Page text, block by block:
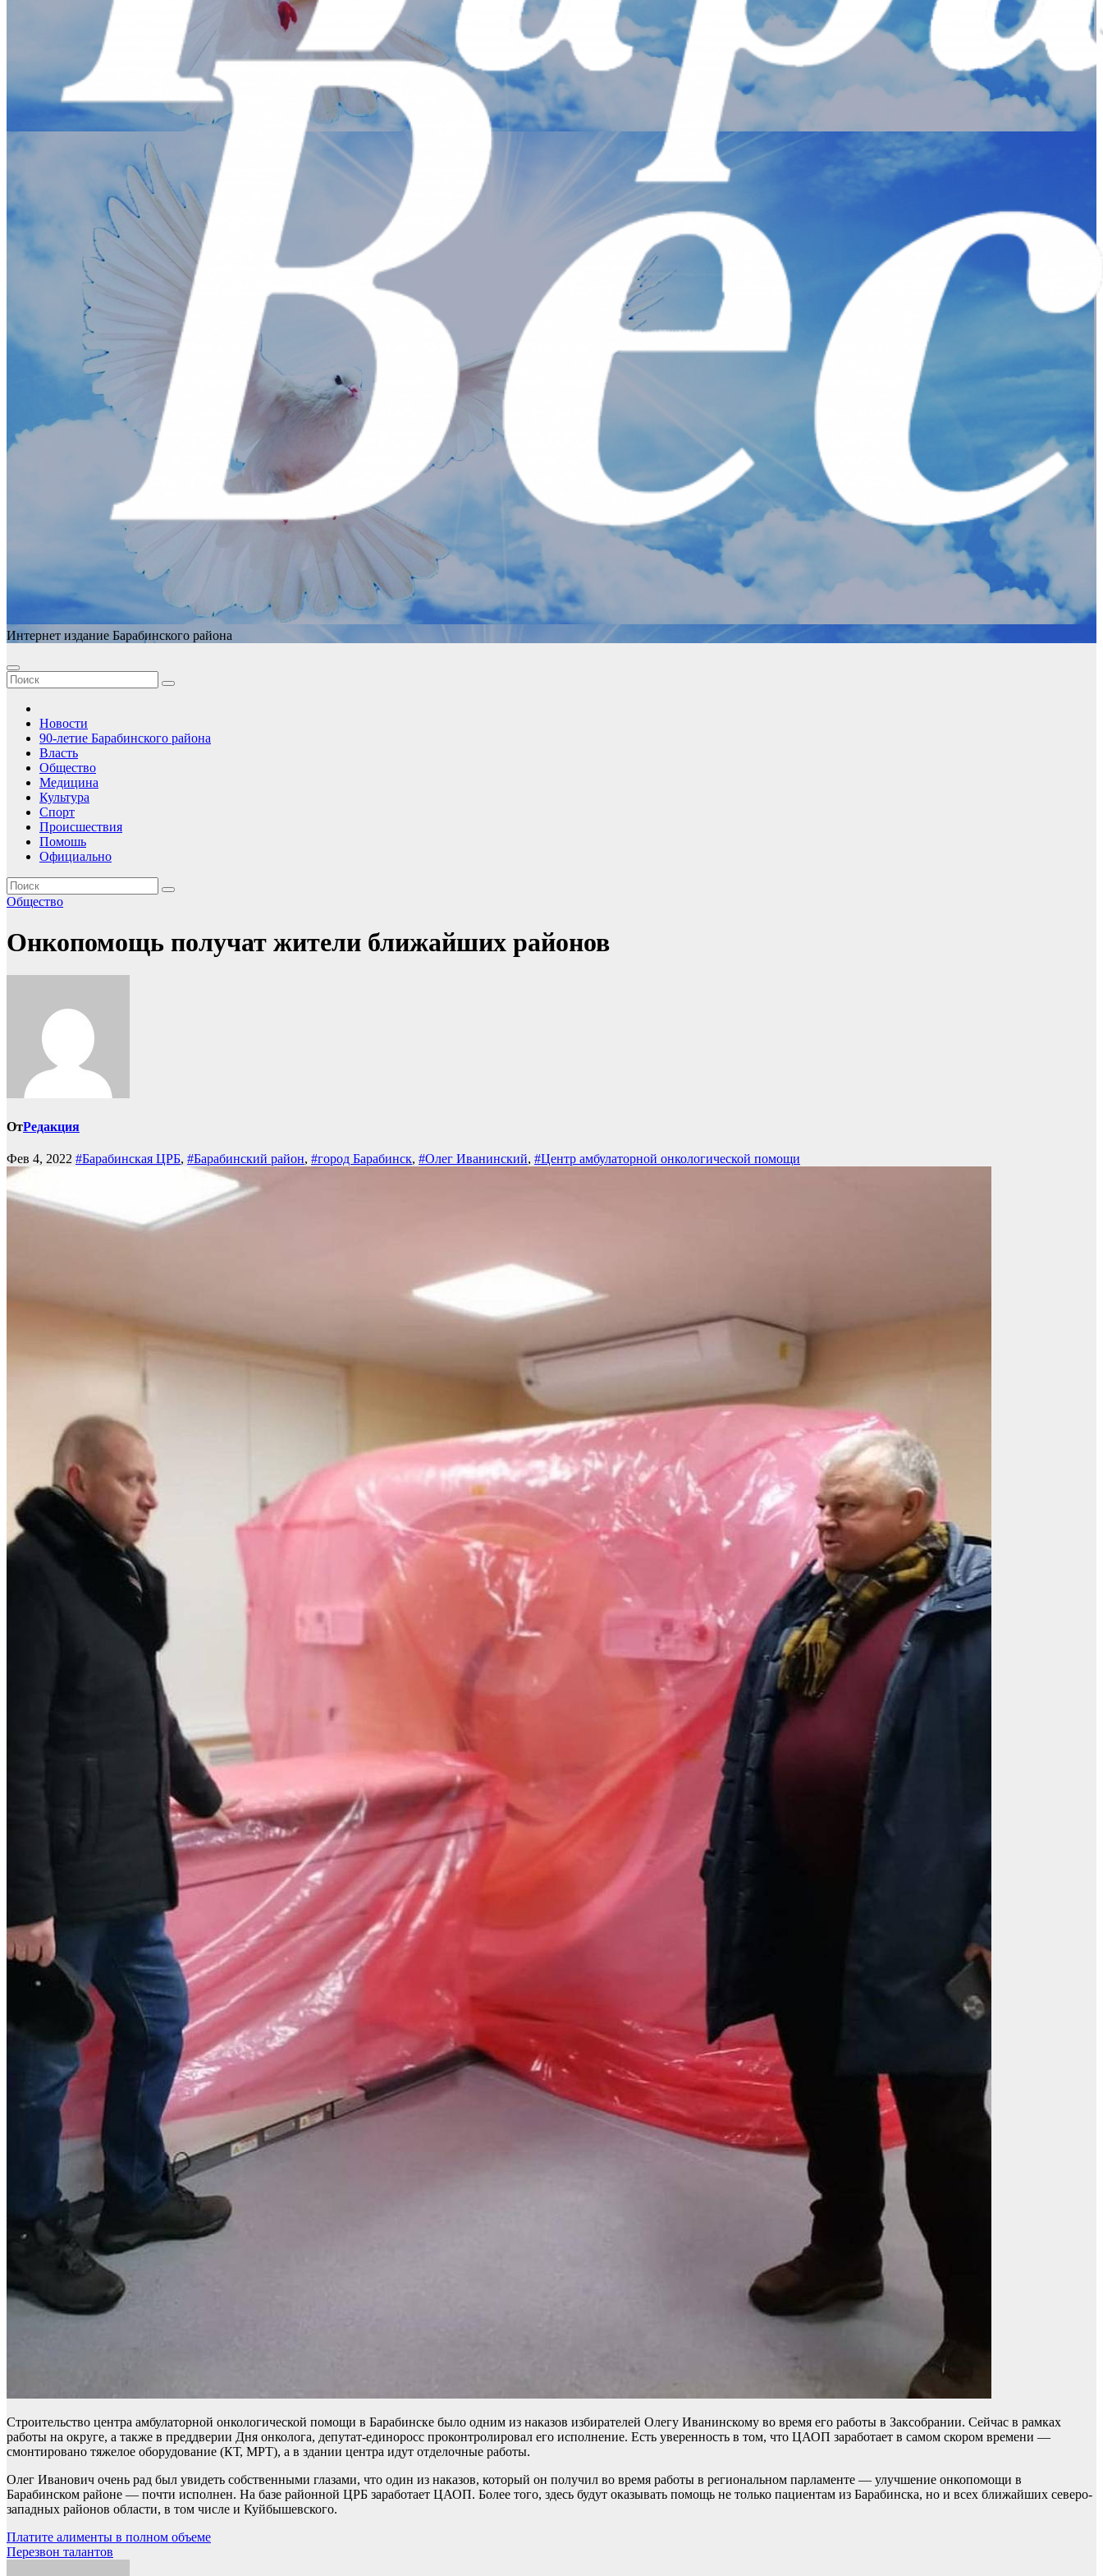
Интернет издание Барабинского района
Новости
90-летие Барабинского района
Власть
Общество
Медицина
Культура
Спорт
Происшествия
Помошь
Официально
Общество
Онкопомощь получат жители ближайших районов
ОтРедакция
Фев 4, 2022 #Барабинская ЦРБ, #Барабинский район, #город Барабинск, #Олег Иванинский, #Центр амбулаторной онкологической помощи
Строительство центра амбулаторной онкологической помощи в Барабинске было одним из наказов избирателей Олегу Иванинскому во время его работы в Заксобрании. Сейчас в рамках
работы на округе, а также в преддверии Дня онколога, депутат-единоросс проконтролировал его исполнение. Есть уверенность в том, что ЦАОП заработает в самом скором времени —
смонтировано тяжелое оборудование (КТ, МРТ), а в здании центра идут отделочные работы.
Олег Иванович очень рад был увидеть собственными глазами, что один из наказов, который он получил во время работы в региональном парламенте — улучшение онкопомощи в
Барабинском районе — почти исполнен. На базе районной ЦРБ заработает ЦАОП. Более того, здесь будут оказывать помощь не только пациентам из Барабинска, но и всех ближайших северо-
западных районов области, в том числе и Куйбышевского.
Навигация
по
Платите алименты в полном объеме
Перезвон талантов